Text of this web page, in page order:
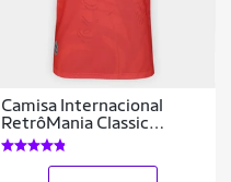
Camisa Internacional
RetrôMania Classic
Masculina